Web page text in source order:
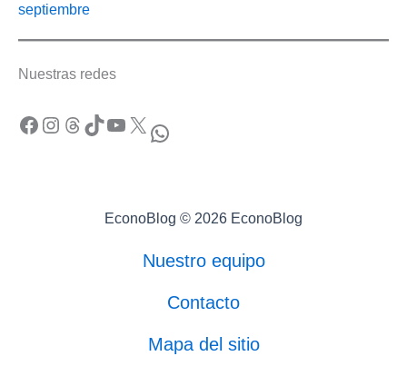
septiembre
Nuestras redes
Facebook Instagram Threads TikTok YouTube X WhatsApp
EconoBlog © 2026 EconoBlog
Nuestro equipo
Contacto
Mapa del sitio